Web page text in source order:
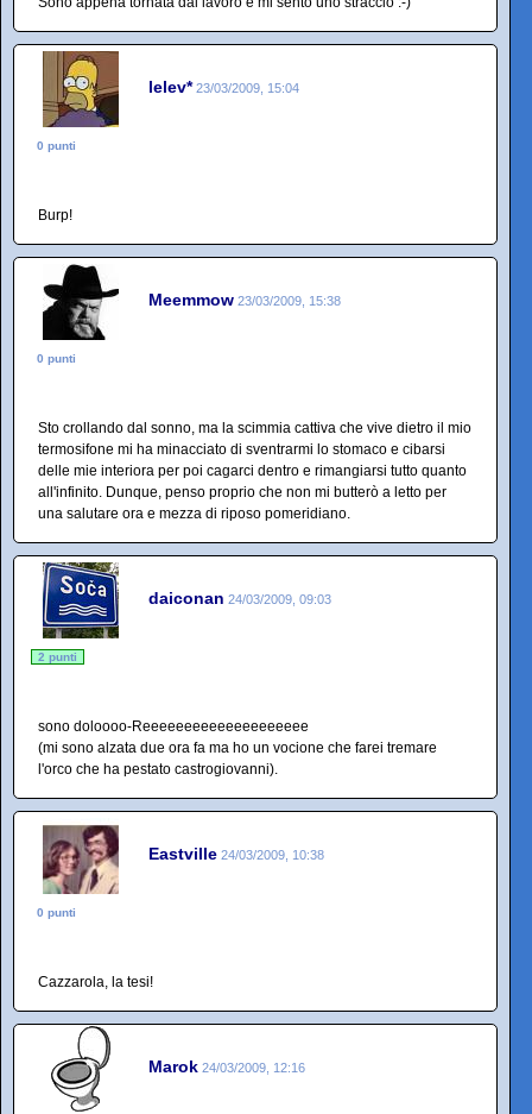
lelev* 23/03/2009, 15:04
0 punti
Burp!
Meemmow 23/03/2009, 15:38
0 punti
Sto crollando dal sonno, ma la scimmia cattiva che vive dietro il mio
termosifone mi ha minacciato di sventrarmi lo stomaco e cibarsi
delle mie interiora per poi cagarci dentro e rimangiarsi tutto quanto
all'infinito. Dunque, penso proprio che non mi butterò a letto per
una salutare ora e mezza di riposo pomeridiano.
daiconan 24/03/2009, 09:03
2 punti
sono doloooo-Reeeeeeeeeeeeeeeeeeee
(mi sono alzata due ora fa ma ho un vocione che farei tremare
l'orco che ha pestato castrogiovanni).
Eastville 24/03/2009, 10:38
0 punti
Cazzarola, la tesi!
Marok 24/03/2009, 12:16